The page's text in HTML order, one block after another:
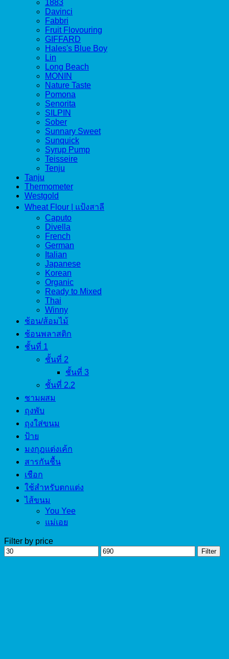
1883
Davinci
Fabbri
Fruit Flovouring
GIFFARD
Hales's Blue Boy
Lin
Long Beach
MONIN
Nature Taste
Pomona
Senorita
SILPIN
Sober
Sunnary Sweet
Sunquick
Syrup Pump
Teisseire
Tenju
Tanju
Thermometer
Westgold
Wheat Flour | แป้งสาลี
Caputo
Divella
French
German
Italian
Japanese
Korean
Organic
Ready to Mixed
Thai
Winny
ช้อน/ส้อมไม้
ช้อนพลาสติก
ชั้นที่ 1
ชั้นที่ 2
ชั้นที่ 3
ชั้นที่ 2.2
ชามผสม
ถุงพับ
ถุงใส่ขนม
ป้าย
มงกุฎแต่งเค้ก
สารกันชื้น
เชือก
ใช้สำหรับตกแต่ง
ไส้ขนม
You Yee
แม่เอย
Filter by price
Min
price
Max
price
Filter